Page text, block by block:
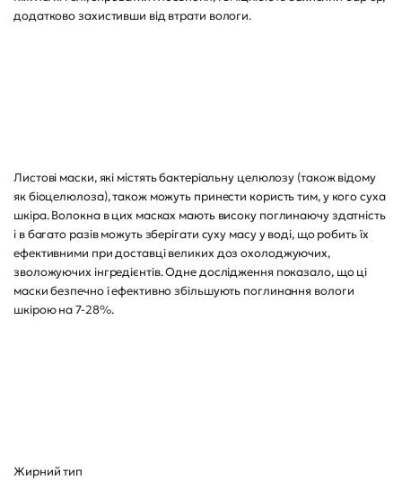
додатково захистивши від втрати вологи.
Листові маски, які містять бактеріальну целюлозу (також відому
як біоцелюлоза), також можуть принести користь тим, у кого суха
шкіра. Волокна в цих масках мають високу поглинаючу здатність
і в багато разів можуть зберігати суху масу у воді, що робить їх
ефективними при доставці великих доз охолоджуючих,
зволожуючих інгредієнтів. Одне дослідження показало, що ці
маски безпечно і ефективно збільшують поглинання вологи
шкірою на 7-28%.
Жирний тип